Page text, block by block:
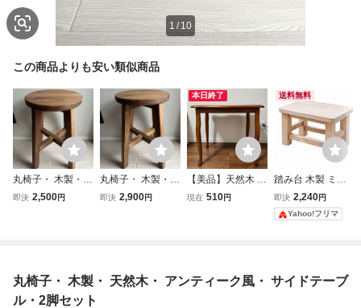
1 / 10
この商品よりも安い類似商品
丸椅子・ 木製・
天然木・ アンティ
即決 2,500円
丸椅子・ 木製・
天然木・ アンティ
即決 2,900円
本日終了
【美品】天然木 サ
イドテーブル コー
現在 510円
送料無料
踏み台 木製 ミニ
スツール 天然木
桐製 軽量 玄関椅
子 飾り台 花台 サ
即決 2,240円
Yahoo!フリマ
丸椅子・ 木製・ 天然木・ アンティーク風・ サイドテーブ
ル・2脚セット